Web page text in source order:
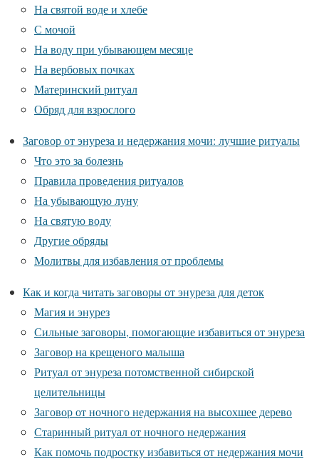
На святой воде и хлебе
С мочой
На воду при убывающем месяце
На вербовых почках
Материнский ритуал
Обряд для взрослого
Заговор от энуреза и недержания мочи: лучшие ритуалы
Что это за болезнь
Правила проведения ритуалов
На убывающую луну
На святую воду
Другие обряды
Молитвы для избавления от проблемы
Как и когда читать заговоры от энуреза для деток
Магия и энурез
Сильные заговоры, помогающие избавиться от энуреза
Заговор на крещеного малыша
Ритуал от энуреза потомственной сибирской
целительницы
Заговор от ночного недержания на высохшее дерево
Старинный ритуал от ночного недержания
Как помочь подростку избавиться от недержания мочи